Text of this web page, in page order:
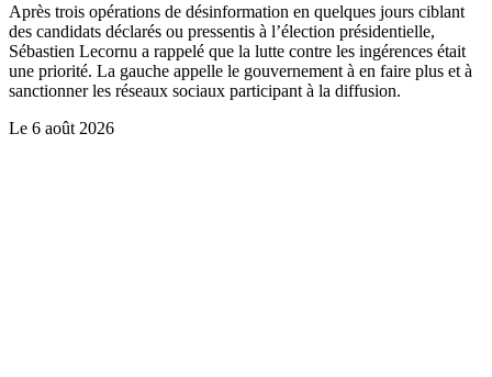
Après trois opérations de désinformation en quelques jours ciblant
des candidats déclarés ou pressentis à l’élection présidentielle,
Sébastien Lecornu a rappelé que la lutte contre les ingérences était
une priorité. La gauche appelle le gouvernement à en faire plus et à
sanctionner les réseaux sociaux participant à la diffusion.
Le 6 août 2026